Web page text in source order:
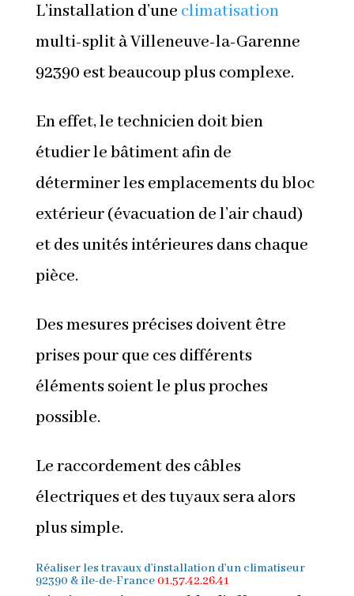
L’installation d’une climatisation
multi-split à Villeneuve-la-Garenne
92390 est beaucoup plus complexe.
En effet, le technicien doit bien
étudier le bâtiment afin de
déterminer les emplacements du bloc
extérieur (évacuation de l’air chaud)
et des unités intérieures dans chaque
pièce.
Des mesures précises doivent être
prises pour que ces différents
éléments soient le plus proches
possible.
Le raccordement des câbles
électriques et des tuyaux sera alors
plus simple.
Réaliser les travaux d’installation d’un climatiseur
92390 & île-de-France 01.57.42.26.41